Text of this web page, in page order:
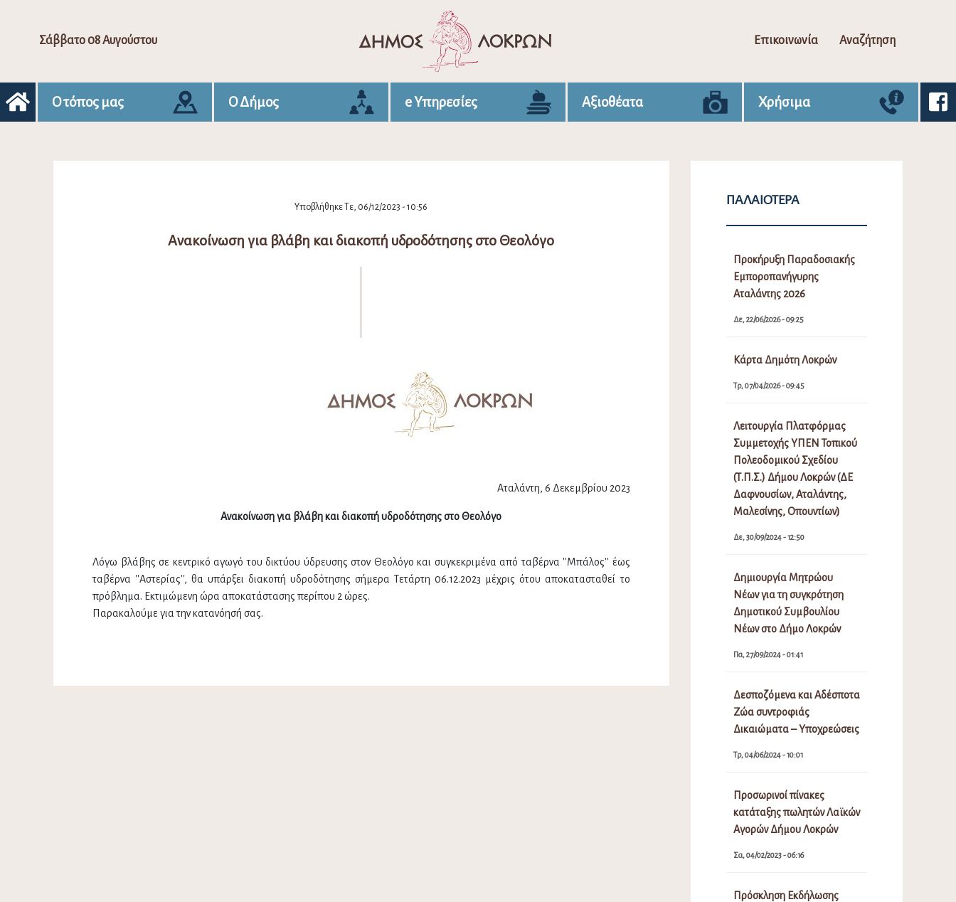
Σάββατο 08 Αυγούστου Επικοινωνία Αναζήτηση
Ο τόπος μας Ο Δήμος e Υπηρεσίες Αξιοθέατα Χρήσιμα
Υποβλήθηκε Τε, 06/12/2023 - 10:56
Ανακοίνωση για βλάβη και διακοπή υδροδότησης στο Θεολόγο
Αταλάντη, 6 Δεκεμβρίου 2023
Ανακοίνωση για βλάβη και διακοπή υδροδότησης στο Θεολόγο
Λόγω βλάβης σε κεντρικό αγωγό του δικτύου ύδρευσης στον Θεολόγο και συγκεκριμένα από ταβέρνα ''Μπάλος'' έως
ταβέρνα ''Αστερίας'', θα υπάρξει διακοπή υδροδότησης σήμερα Τετάρτη 06.12.2023 μέχρις ότου αποκατασταθεί το
πρόβλημα. Εκτιμώμενη ώρα αποκατάστασης περίπου 2 ώρες.
Παρακαλούμε για την κατανόησή σας.
ΠΑΛΑΙΌΤΕΡΑ
Προκήρυξη Παραδοσιακής
Εμποροπανήγυρης
Αταλάντης 2026
Δε, 22/06/2026 - 09:25
Κάρτα Δημότη Λοκρών
Τρ, 07/04/2026 - 09:45
Λειτουργία Πλατφόρμας
Συμμετοχής ΥΠΕΝ Τοπικού
Πολεοδομικού Σχεδίου
(Τ.Π.Σ.) Δήμου Λοκρών (ΔΕ
Δαφνουσίων, Αταλάντης,
Μαλεσίνης, Οπουντίων)
Δε, 30/09/2024 - 12:50
Δημιουργία Μητρώου
Νέων για τη συγκρότηση
Δημοτικού Συμβουλίου
Νέων στο Δήμο Λοκρών
Πα, 27/09/2024 - 01:41
Δεσποζόμενα και Αδέσποτα
Ζώα συντροφιάς
Δικαιώματα – Υποχρεώσεις
Τρ, 04/06/2024 - 10:01
Προσωρινοί πίνακες
κατάταξης πωλητών Λαϊκών
Αγορών Δήμου Λοκρών
Σα, 04/02/2023 - 06:16
Πρόσκληση Εκδήλωσης